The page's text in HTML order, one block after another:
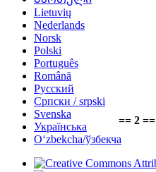
== 2 ==
Lietuvių
Nederlands
Norsk
Polski
Português
Română
Русский
Српски / srpski
Svenska
Українська
Oʻzbekcha/ўзбекча